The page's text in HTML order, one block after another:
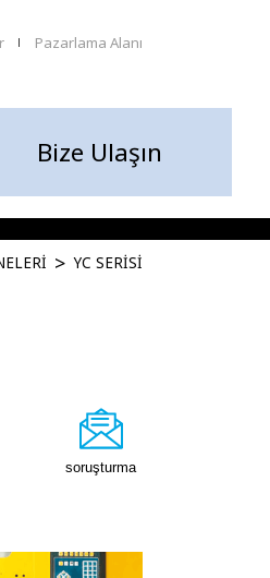
Pazarlama Alanı
Bize Ulaşın
YC SERISI
soruşturma